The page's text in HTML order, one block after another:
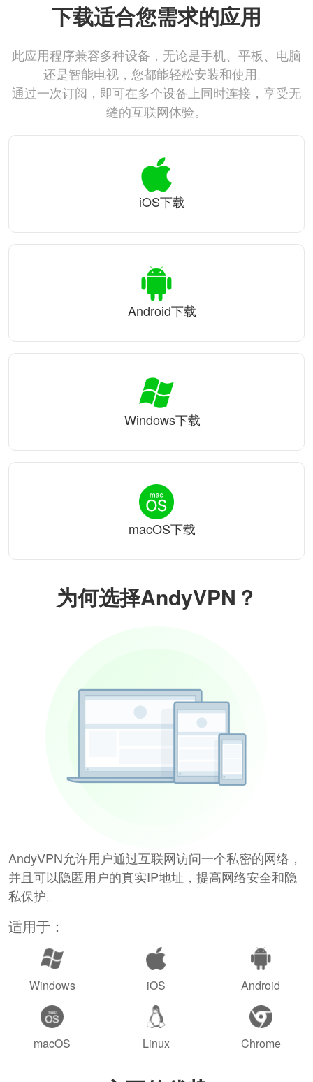
为何选择AndyVPN？
AndyVPN允许用户通过互联网访问一个私密的网络，
并且可以隐匿用户的真实IP地址，提高网络安全和隐
私保护。
适用于：
Windows iOS Android
macOS Linux Chrome
下载适合您需求的应用
此应用程序兼容多种设备，无论是手机、平板、电脑
还是智能电视，您都能轻松安装和使用。
通过一次订阅，即可在多个设备上同时连接，享受无
缝的互联网体验。
iOS下载
Android下载
Windows下载
macOS下载